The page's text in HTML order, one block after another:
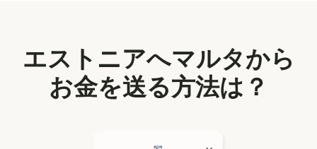
エストニアへマルタから
お金を送る方法は？